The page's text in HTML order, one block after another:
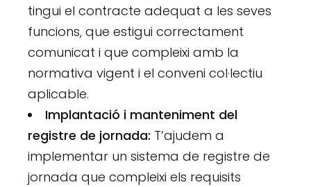
tingui el contracte adequat a les seves
funcions, que estigui correctament
comunicat i que compleixi amb la
normativa vigent i el conveni col·lectiu
aplicable.
Implantació i manteniment del
registre de jornada: T’ajudem a
implementar un sistema de registre de
jornada que compleixi els requisits